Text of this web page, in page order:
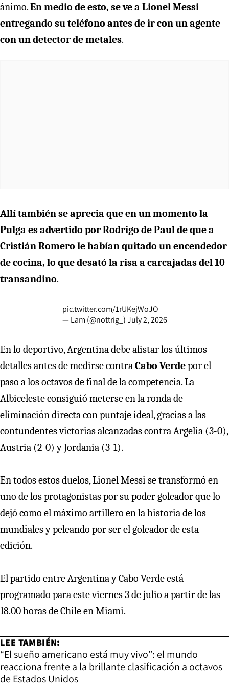
ánimo.En medio de esto, se ve a Lionel Messi
entregando su teléfono antes de ir con un agente
con un detector de metales.
Allí también se aprecia que en un momento la
Pulga es advertido por Rodrigo de Paul de que a
Cristián Romero le habían quitado un encendedor
de cocina, lo que desató la risa a carcajadas del 10
transandino.
pic.twitter.com/1rUKejWoJO
— Lam (@nottrig_)July 2, 2026
En lo deportivo, Argentina debe alistar los últimos
detalles antes de medirse contraCabo Verdepor el
paso a los octavos de final de la competencia. La
Albiceleste consiguió meterse en la ronda de
eliminación directa con puntaje ideal, gracias a las
contundentes victorias alcanzadas contra Argelia (3-0),
Austria (2-0) y Jordania (3-1).
En todos estos duelos, Lionel Messi se transformó en
uno de los protagonistas por su poder goleador que lo
dejó como el máximo artillero en la historia de los
mundiales y peleando por ser el goleador de esta
edición.
El partido entre Argentina y Cabo Verde está
programado para este viernes 3 de julio a partir de las
18.00 horas de Chile en Miami.
LEE TAMBIÉN:
“El sueño americano está muy vivo”: el mundo
reacciona frente a la brillante clasificación a octavos
de Estados Unidos